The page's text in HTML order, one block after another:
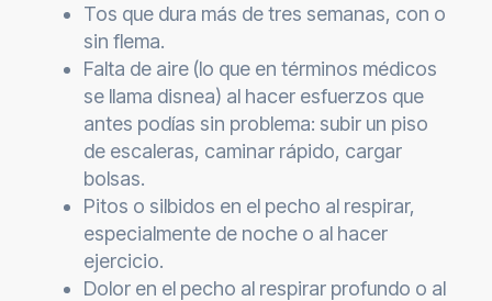
Tos que dura más de tres semanas, con o
sin flema.
Falta de aire (lo que en términos médicos
se llama disnea) al hacer esfuerzos que
antes podías sin problema: subir un piso
de escaleras, caminar rápido, cargar
bolsas.
Pitos o silbidos en el pecho al respirar,
especialmente de noche o al hacer
ejercicio.
Dolor en el pecho al respirar profundo o al